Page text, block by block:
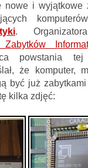
nowe i
.
Zabytków
powstania
że komputer,
być już zabytkami
kilka zdjęć: